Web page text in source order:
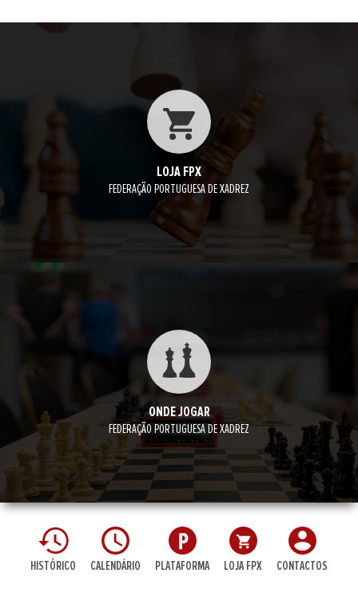
LOJA FPX
FEDERAÇÃO PORTUGUESA DE XADREZ
ONDE JOGAR
FEDERAÇÃO PORTUGUESA DE XADREZ
HISTÓRICO CALENDÁRIO PLATAFORMA LOJA FPX CONTACTOS